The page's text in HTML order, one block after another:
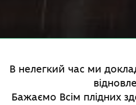
В нелегкий час ми
Бажаємо Всім плідних